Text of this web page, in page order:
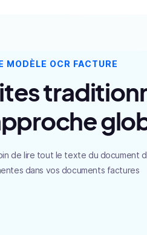
des montants TTC, Hors-
MODÈLE OCR FACTURE
de lire tout le texte du document
dans vos documents factures